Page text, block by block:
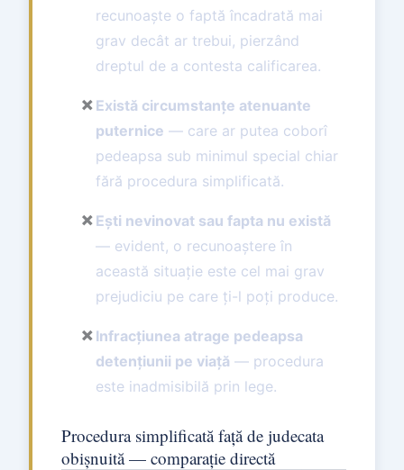
recunoaște o faptă încadrată mai
grav decât ar trebui, pierzând
dreptul de a contesta calificarea.
✗ Există circumstanțe atenuante
puternice — care ar putea coborî
pedeapsa sub minimul special chiar
fără procedura simplificată.
✗ Ești nevinovat sau fapta nu există
— evident, o recunoaștere în
această situație este cel mai grav
prejudiciu pe care ți-l poți produce.
✗ Infracțiunea atrage pedeapsa
detențiunii pe viață — procedura
este inadmisibilă prin lege.
Procedura simplificată față de judecata
obișnuită — comparație directă